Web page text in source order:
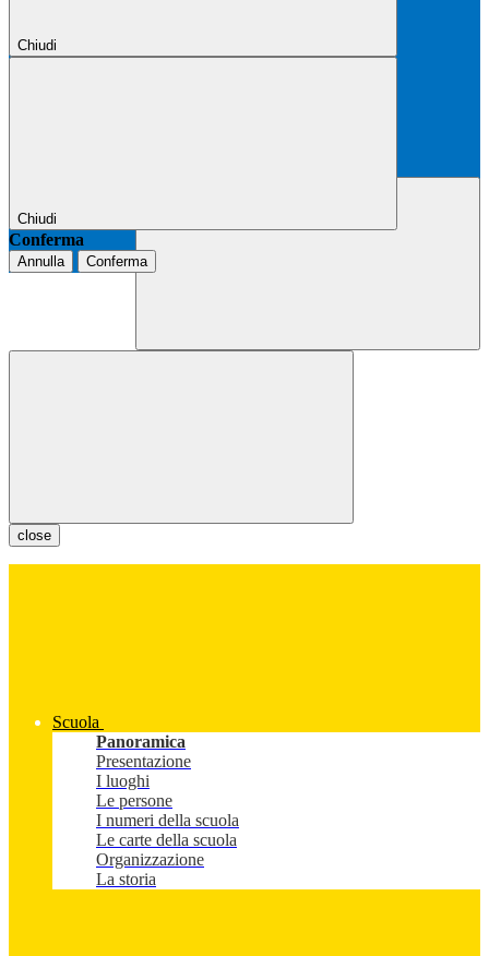
Chiudi
Chiudi
Conferma
Annulla Conferma
close
Scuola
Panoramica
Presentazione
I luoghi
Le persone
I numeri della scuola
Le carte della scuola
Organizzazione
La storia